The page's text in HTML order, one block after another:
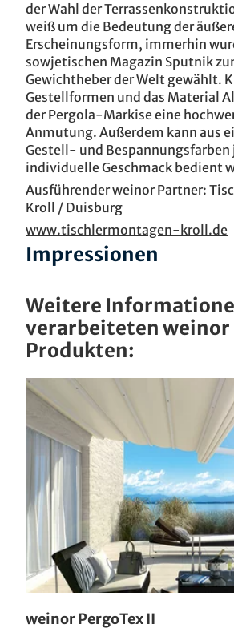
der Wahl der
weiß um die Bedeutung der
Erscheinungsform, immerhin
sowjetischen Magazin Sputnik
Gewichtheber der Welt gewählt.
Gestellformen und das Material
der Pergola-Markise eine
Anmutung. Außerdem kann aus
Gestell- und Bespannungsfarben
individuelle Geschmack bedient
Ausführender weinor Partner:
Kroll / Duisburg
www.tischlermontagen-kroll.de
Impressionen
Weitere
verarbeiteten weinor
Produkten:
weinor PergoTex II